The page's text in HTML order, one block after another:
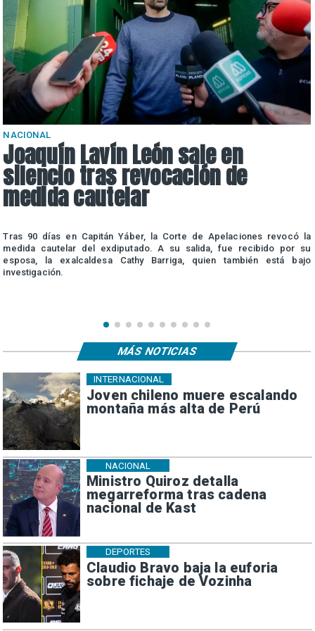
NACIONAL
Joaquín Lavín León sale en
silencio tras revocación de
medida cautelar
Tras 90 días en Capitán Yáber, la Corte de Apelaciones revocó la
medida cautelar del exdiputado. A su salida, fue recibido por su
esposa, la exalcaldesa Cathy Barriga, quien también está bajo
investigación.
Joven chileno muere escalando
montaña más alta de Perú
INTERNACIONAL
Ministro Quiroz detalla
megarreforma tras cadena
nacional de Kast
NACIONAL
Claudio Bravo baja la euforia
sobre fichaje de Vozinha
DEPORTES
MÁS NOTICIAS